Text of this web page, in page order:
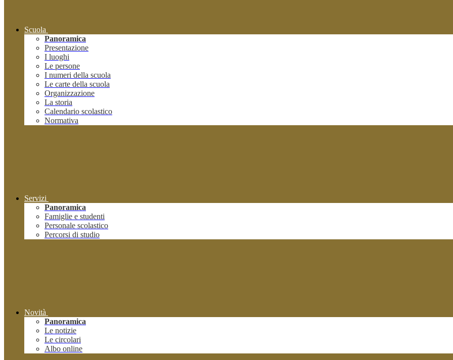
Scuola
Panoramica
Presentazione
I luoghi
Le persone
I numeri della scuola
Le carte della scuola
Organizzazione
La storia
Calendario scolastico
Normativa
Servizi
Panoramica
Famiglie e studenti
Personale scolastico
Percorsi di studio
Novità
Panoramica
Le notizie
Le circolari
Albo online